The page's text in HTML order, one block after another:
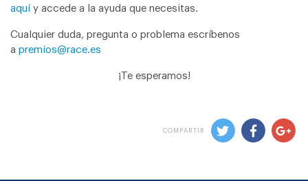
aquí y accede a la ayuda que necesitas.
Cualquier duda, pregunta o problema escríbenos
a premios@race.es
¡Te esperamos!
COMPARTIR